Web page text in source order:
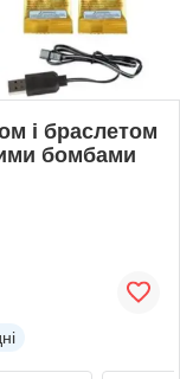
і браслетом
бомбами